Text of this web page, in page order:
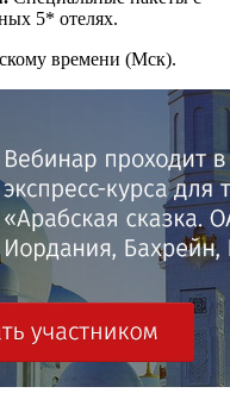
5* отелях.
времени (Мск).